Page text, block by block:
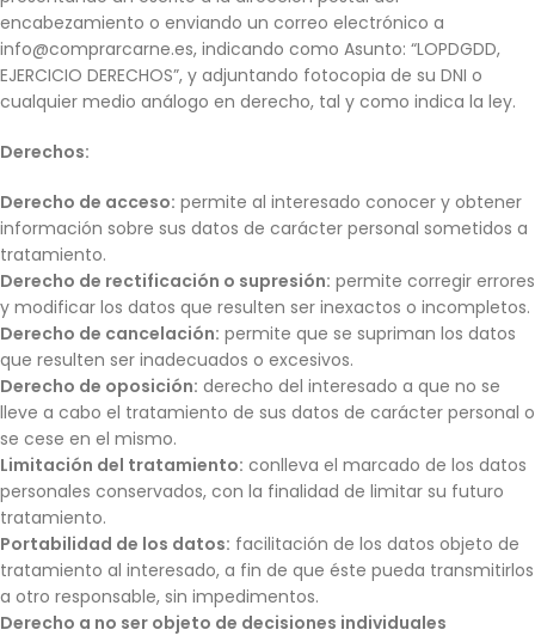
encabezamiento o enviando un correo electrónico a
info@comprarcarne.es, indicando como Asunto: “LOPDGDD,
EJERCICIO DERECHOS”, y adjuntando fotocopia de su DNI o
cualquier medio análogo en derecho, tal y como indica la ley.
Derechos:
Derecho de acceso: permite al interesado conocer y obtener
información sobre sus datos de carácter personal sometidos a
tratamiento.
Derecho de rectificación o supresión: permite corregir errores
y modificar los datos que resulten ser inexactos o incompletos.
Derecho de cancelación: permite que se supriman los datos
que resulten ser inadecuados o excesivos.
Derecho de oposición: derecho del interesado a que no se
lleve a cabo el tratamiento de sus datos de carácter personal o
se cese en el mismo.
Limitación del tratamiento: conlleva el marcado de los datos
personales conservados, con la finalidad de limitar su futuro
tratamiento.
Portabilidad de los datos: facilitación de los datos objeto de
tratamiento al interesado, a fin de que éste pueda transmitirlos
a otro responsable, sin impedimentos.
Derecho a no ser objeto de decisiones individuales